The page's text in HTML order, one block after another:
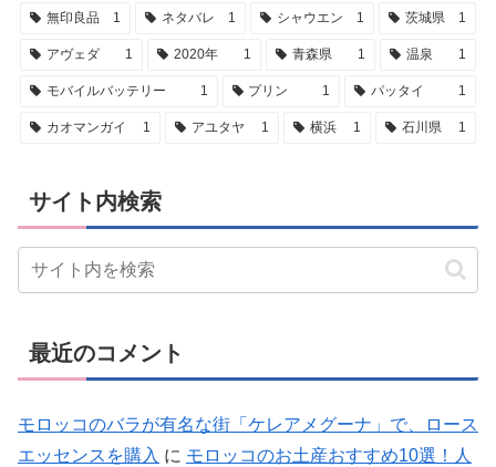
無印良品 1 ネタバレ 1 シャウエン 1 茨城県 1
アヴェダ 1 2020年 1 青森県 1 温泉 1
モバイルバッテリー 1 プリン 1 パッタイ 1
カオマンガイ 1 アユタヤ 1 横浜 1 石川県 1
サイト内検索
最近のコメント
モロッコのバラが有名な街「ケレアメグーナ」で、ロース
エッセンスを購入 に モロッコのお土産おすすめ10選！人